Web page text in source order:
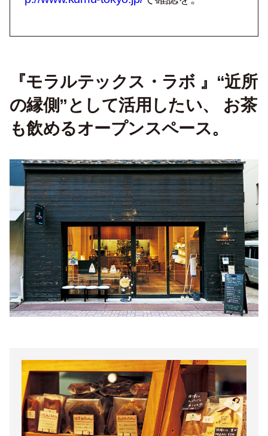
『モラルテックス・ラボ 』“近所
の縁側”として活用したい、 お茶
も飲めるオープンスペース。